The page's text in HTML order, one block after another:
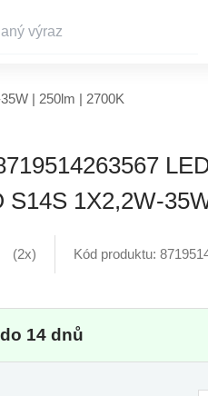
| 250lm | 2700K
S14S 1X2,2W-
(2x) Kód produktu:
14 dnů